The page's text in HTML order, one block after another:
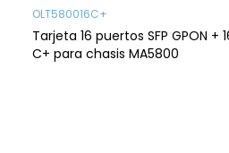
OLT580016C+
Tarjeta 16 puertos SFP GPON + 16 módulos SFP GPON
C+ para chasis MA5800